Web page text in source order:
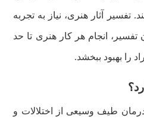
آثار هنری، نیاز به تجربه
انجام هر کار هنری تا حد
را بهبود ببخشد.
طیف وسیعی از اختلالات و